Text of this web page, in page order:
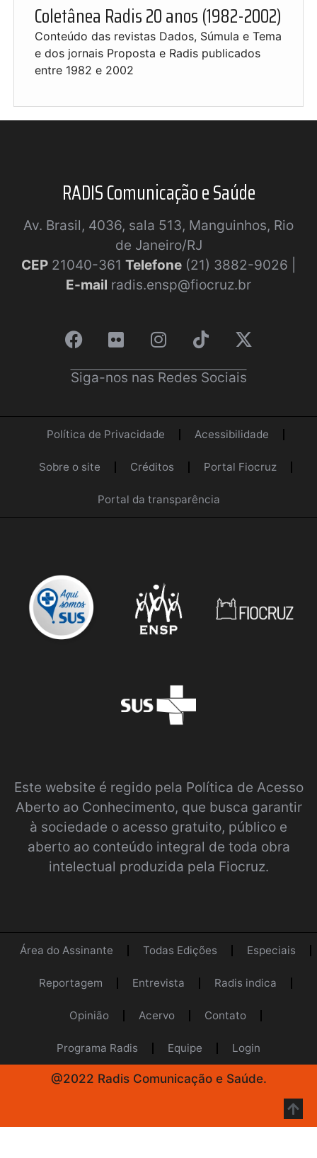
Coletânea Radis 20 anos (1982-2002)
Conteúdo das revistas Dados, Súmula e Tema
e dos jornais Proposta e Radis publicados
entre 1982 e 2002
RADIS Comunicação e Saúde
Av. Brasil, 4036, sala 513, Manguinhos, Rio
de Janeiro/RJ
CEP 21040-361 Telefone (21) 3882-9026 |
E-mail radis.ensp@fiocruz.br
Siga-nos nas Redes Sociais
Política de Privacidade Acessibilidade
Sobre o site Créditos Portal Fiocruz
Portal da transparência
Este website é regido pela Política de Acesso
Aberto ao Conhecimento, que busca garantir
à sociedade o acesso gratuito, público e
aberto ao conteúdo integral de toda obra
intelectual produzida pela Fiocruz.
Área do Assinante Todas Edições Especiais
Reportagem Entrevista Radis indica
Opinião Acervo Contato
Programa Radis Equipe Login
@2022 Radis Comunicação e Saúde.